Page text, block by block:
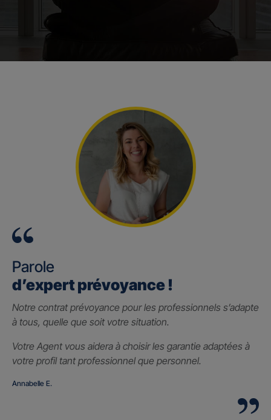
Parole
d’expert prévoyance !
Notre contrat prévoyance pour les professionnels s’adapte
à tous, quelle que soit votre situation.
Votre Agent vous aidera à choisir les garantie adaptées à
votre profil tant professionnel que personnel.
Annabelle E.